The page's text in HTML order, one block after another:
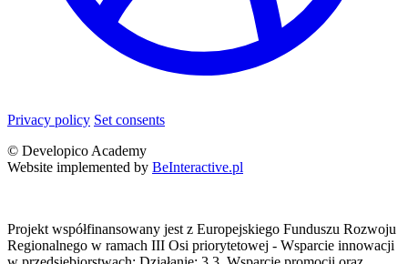
Privacy policy Set consents
© Developico Academy
Website implemented by BeInteractive.pl
Projekt współfinansowany jest z Europejskiego Funduszu Rozwoju
Regionalnego w ramach III Osi priorytetowej - Wsparcie innowacji